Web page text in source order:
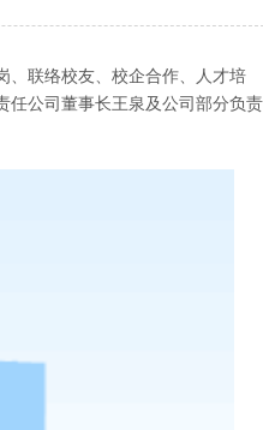
、联络校友、校企合作、人才培
任公司董事长王泉及公司部分负责